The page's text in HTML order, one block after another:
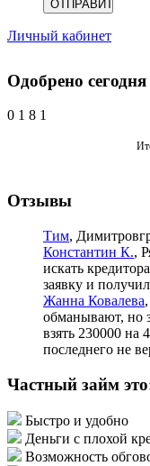
Личный кабинет
Одобрено сегодня
0 1 8 1
Отзывы
Тим,
Константин К.,
искать
заявку и
Жанна Ковалева
обманывают, но
взять 230000 на
последнего не
Частный займ
Быстро и удобно
Деньги с плохой
Возможность